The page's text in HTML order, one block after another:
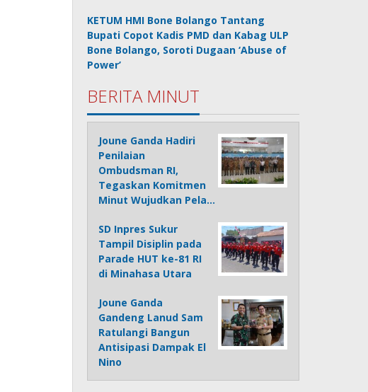
KETUM HMI Bone Bolango Tantang
Bupati Copot Kadis PMD dan Kabag ULP
Bone Bolango, Soroti Dugaan ‘Abuse of
Power’
BERITA MINUT
Joune Ganda Hadiri
Penilaian
Ombudsman RI,
Tegaskan Komitmen
Minut Wujudkan Pela…
SD Inpres Sukur
Tampil Disiplin pada
Parade HUT ke-81 RI
di Minahasa Utara
Joune Ganda
Gandeng Lanud Sam
Ratulangi Bangun
Antisipasi Dampak El
Nino